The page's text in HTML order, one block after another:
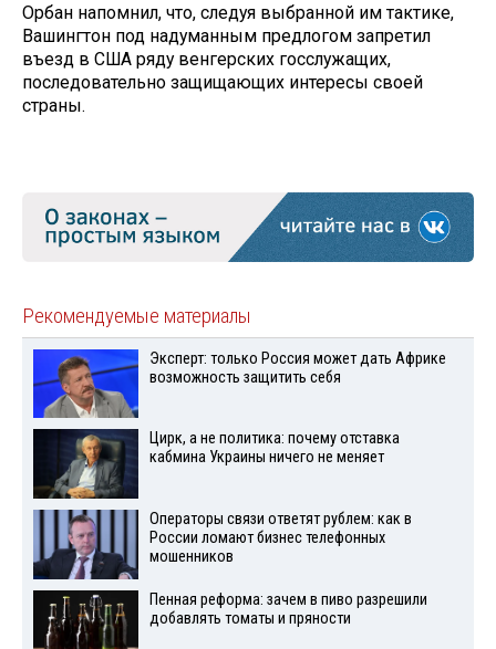
Орбан напомнил, что, следуя выбранной им тактике,
Вашингтон под надуманным предлогом запретил
въезд в США ряду венгерских госслужащих,
последовательно защищающих интересы своей
страны.
Рекомендуемые материалы
Эксперт: только Россия может дать Африке
возможность защитить себя
Цирк, а не политика: почему отставка
кабмина Украины ничего не меняет
Операторы связи ответят рублем: как в
России ломают бизнес телефонных
мошенников
Пенная реформа: зачем в пиво разрешили
добавлять томаты и пряности